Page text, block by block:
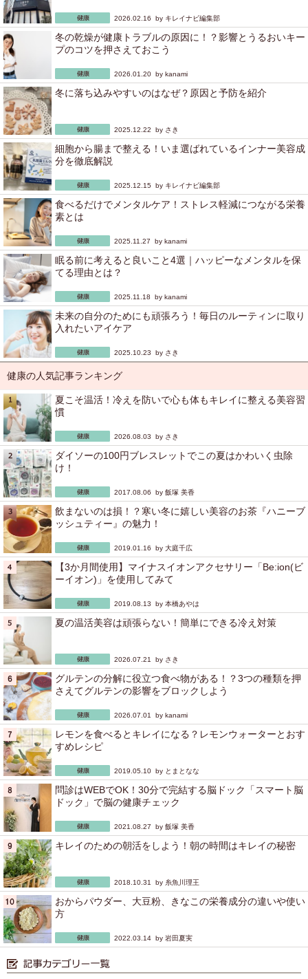
2026.02.16 by キレイナビ編集部
冬の乾燥が健康トラブルの原因に！？影響とうるおいキー
プのコツを押さえておこう
2026.01.20 by kanami
冬に落ち込みやすいのはなぜ？原因と予防を紹介
2025.12.22 by さき
細胞から腸まで整える！いま選ばれているインナー美容成
分を徹底解説
2025.12.15 by キレイナビ編集部
食べるだけでメンタルケア！ストレス軽減につながる栄養
素とは
2025.11.27 by kanami
眠る前に考えると良いこと4選｜ハッピーなメンタルを保
てる理由とは？
2025.11.18 by kanami
未来の自分のためにも頑張ろう！毎日のルーティンに取り
入れたいアイケア
2025.10.23 by さき
健康の人気記事ランキング
夏こそ温活！冷えを防いで心も体もキレイに整える美容習
慣
2026.08.03 by さき
ダイソーの100円ブレスレットでこの夏はかわいく虫除
け！
2017.08.06 by 飯塚 美香
飲まないのは損！？寒い冬に嬉しい美容のお茶『ハニーブ
ッシュティー』の魅力！
2019.01.16 by 大庭千広
【3か月間使用】マイナスイオンアクセサリー「Be:ion(ビ
ーイオン)」を使用してみて
2019.08.13 by 本橋あやは
夏の温活美容は頑張らない！簡単にできる冷え対策
2026.07.21 by さき
グルテンの分解に役立つ食べ物がある！？3つの種類を押
さえてグルテンの影響をブロックしよう
2026.07.01 by kanami
レモンを食べるとキレイになる？レモンウォーターとおす
すめレシピ
2019.05.10 by とまとなな
問診はWEBでOK！30分で完結する脳ドック「スマート脳
ドック」で脳の健康チェック
2021.08.27 by 飯塚 美香
キレイのための朝活をしよう！朝の時間はキレイの秘密
2018.10.31 by 糸魚川理王
おからパウダー、大豆粉、きなこの栄養成分の違いや使い
方
2022.03.14 by 岩田夏実